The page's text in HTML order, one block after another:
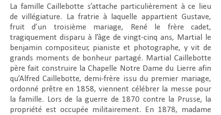
La famille Caillebotte s’attache particulièrement à ce lieu
de villégiature. La fratrie à laquelle appartient Gustave,
fruit d’un troisième mariage, René le frère cadet,
tragiquement disparu à l’âge de vingt-cinq ans, Martial le
benjamin compositeur, pianiste et photographe, y vit de
grands moments de bonheur partagé. Martial Caillebotte
père fait construire la Chapelle Notre Dame du Lierre afin
qu’Alfred Caillebotte, demi-frère issu du premier mariage,
ordonné prêtre en 1858, viennent célébrer la messe pour
la famille. Lors de la guerre de 1870 contre la Prusse, la
propriété est occupée militairement. En 1878, madame